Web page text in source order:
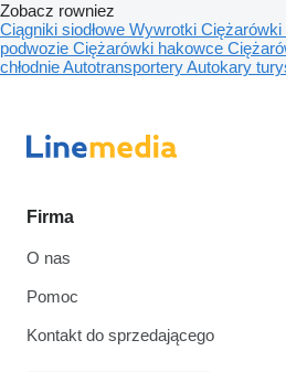
Zobacz rowniez
Ciągniki siodłowe Wywrotki Ciężarówki
podwozie Ciężarówki hakowce
chłodnieAutotransporteryAutokary
Firma
O nas
Pomoc
Kontakt do sprzedającego